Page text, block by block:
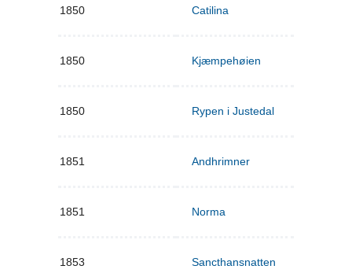
1850 Catilina
1850 Kjæmpehøien
1850 Rypen i Justedal
1851 Andhrimner
1851 Norma
1853 Sancthansnatten